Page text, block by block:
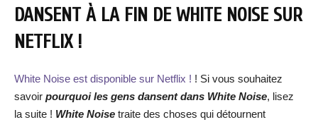
DANSENT À LA FIN DE WHITE NOISE SUR
NETFLIX !
White Noise est disponible sur Netflix ! ! Si vous souhaitez
savoir pourquoi les gens dansent dans White Noise, lisez
la suite ! White Noise traite des choses qui détournent